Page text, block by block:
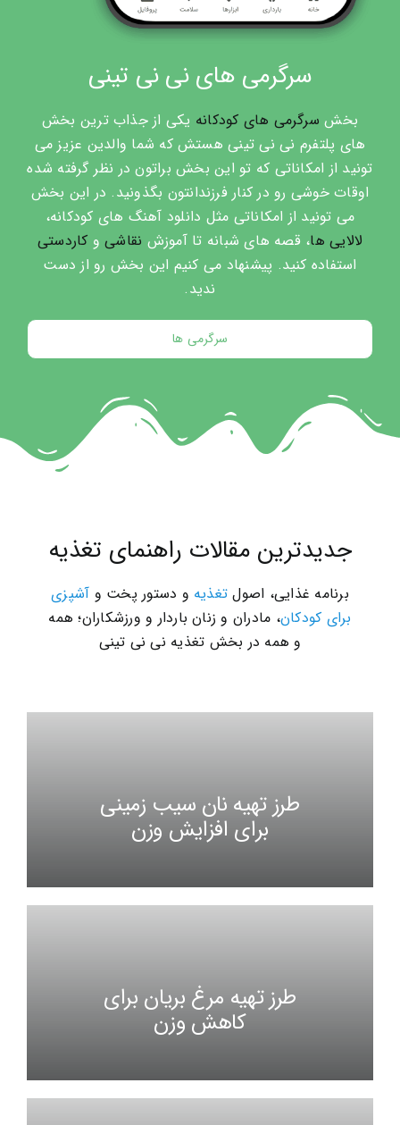
سرگرمی های نی نی تینی
بخش سرگرمی های کودکانه یکی از جذاب ترین بخش
های پلتفرم نی نی تینی هستش که شما والدین عزیز می
تونید از امکاناتی که تو این بخش براتون در نظر گرفته شده
اوقات خوشی رو در کنار فرزندانتون بگذونید. در این بخش
می تونید از امکاناتی مثل دانلود آهنگ های کودکانه،
لالایی ها، قصه های شبانه تا آموزش نقاشیو کاردستی
استفاده کنید. پیشنهاد می کنیم این بخش رو از دست
ندید.
سرگرمی ها
جدیدترین مقالات راهنمای تغذیه
برنامه غذایی، اصول تغذیه و دستور پخت و آشپزی
برای کودکان، مادران و زنان باردار و ورزشکاران؛ همه
و همه در بخش تغذیه نی نی تینی
طرز تهیه نان سیب زمینی
برای افزایش وزن
طرز تهیه مرغ بریان برای
کاهش وزن